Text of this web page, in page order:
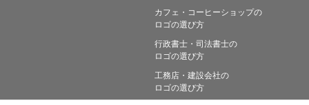
カフェ・コーヒーショップの
ロゴの選び方
行政書士・司法書士の
ロゴの選び方
工務店・建設会社の
ロゴの選び方